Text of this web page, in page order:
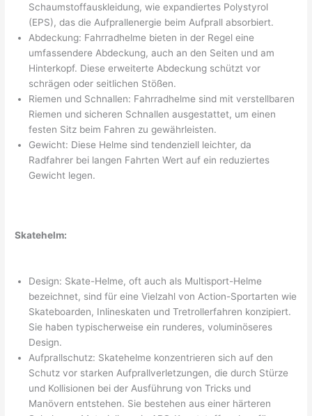
Schaumstoffauskleidung, wie expandiertes Polystyrol
(EPS), das die Aufprallenergie beim Aufprall absorbiert.
Abdeckung: Fahrradhelme bieten in der Regel eine
umfassendere Abdeckung, auch an den Seiten und am
Hinterkopf. Diese erweiterte Abdeckung schützt vor
schrägen oder seitlichen Stößen.
Riemen und Schnallen: Fahrradhelme sind mit verstellbaren
Riemen und sicheren Schnallen ausgestattet, um einen
festen Sitz beim Fahren zu gewährleisten.
Gewicht: Diese Helme sind tendenziell leichter, da
Radfahrer bei langen Fahrten Wert auf ein reduziertes
Gewicht legen.
Skatehelm:
Design: Skate-Helme, oft auch als Multisport-Helme
bezeichnet, sind für eine Vielzahl von Action-Sportarten wie
Skateboarden, Inlineskaten und Tretrollerfahren konzipiert.
Sie haben typischerweise ein runderes, voluminöseres
Design.
Aufprallschutz: Skatehelme konzentrieren sich auf den
Schutz vor starken Aufprallverletzungen, die durch Stürze
und Kollisionen bei der Ausführung von Tricks und
Manövern entstehen. Sie bestehen aus einer härteren